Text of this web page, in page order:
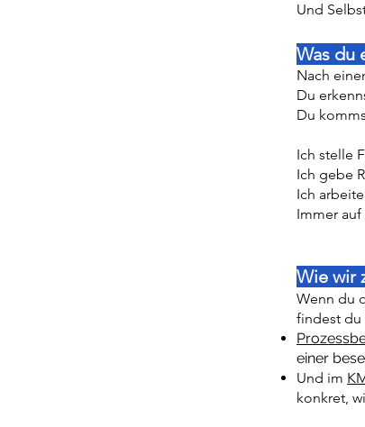
Und
Was du
Nach
Du
Du
Ich stelle
Ich gebe
Ich
Immer
Wie wir
Wenn du
findest du
einer
Und im
konkret,